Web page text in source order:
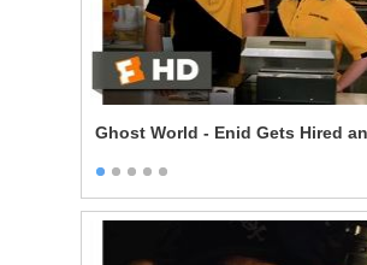
Ghost World - Enid Gets Hired